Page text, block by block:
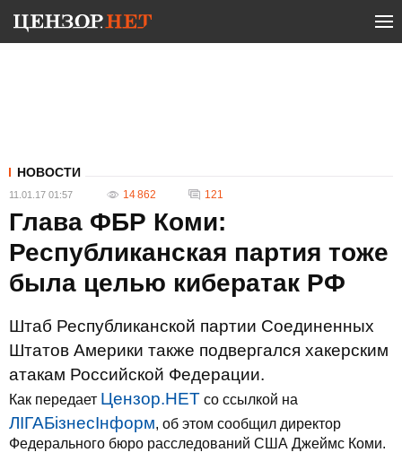
НОВОСТИ
11.01.17 01:57 14 862 121
Глава ФБР Коми:
Республиканская партия тоже
была целью кибератак РФ
Штаб Республиканской партии Соединенных
Штатов Америки также подвергался хакерским
атакам Российской Федерации.
Как передает Цензор.НЕТ со ссылкой на
ЛIГАБiзнесIнформ, об этом сообщил директор
Федерального бюро расследований США Джеймс Коми.